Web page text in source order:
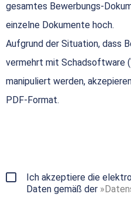
gesamtes Bewerbungs-
einzelne Dokumente hoch.
Aufgrund der Situation, dass
vermehrt mit Schadsoftware
manipuliert werden,
PDF-Format.
Ich akzeptiere die
Daten gemäß der